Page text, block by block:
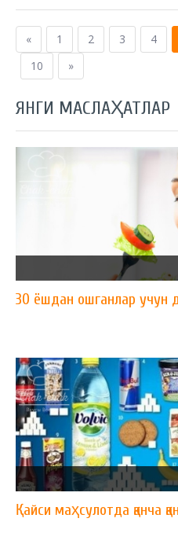
« 1 2 3 4
10
»
ЯНГИ МАСЛАҲАТЛАР
30 ёшдан ошганлар учун
Қайси маҳсулотда қанча